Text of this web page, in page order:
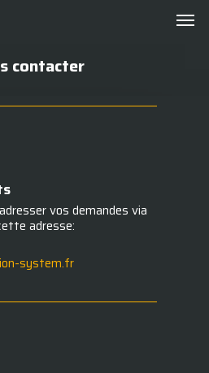
contacter
vos demandes via
adresse:
system.fr